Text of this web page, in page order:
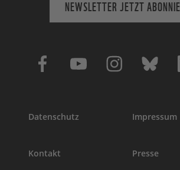
NEWSLETTER JETZT
Datenschutz Impressum
Kontakt Presse